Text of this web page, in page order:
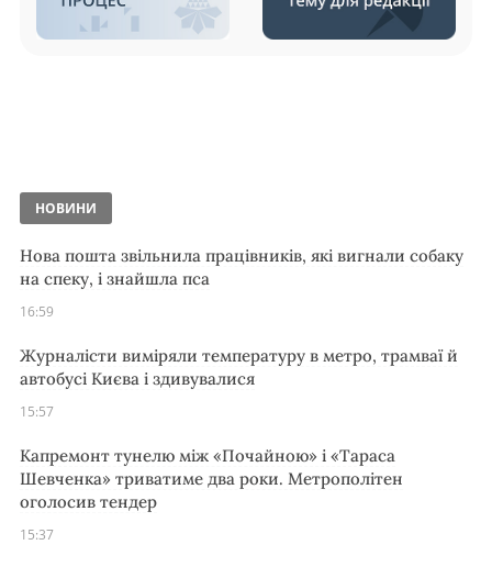
НОВИНИ
Нова пошта звільнила працівників, які вигнали собаку
на спеку, і знайшла пса
16:59
Журналісти виміряли температуру в метро, трамваї й
автобусі Києва і здивувалися
15:57
Капремонт тунелю між «Почайною» і «Тараса
Шевченка» триватиме два роки. Метрополітен
оголосив тендер
15:37